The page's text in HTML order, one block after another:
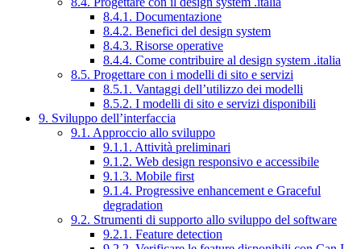
8.4.1. Documentazione
8.4.2. Benefici del design system
8.4.3. Risorse operative
8.4.4. Come contribuire al design system .italia
8.5. Progettare con i modelli di sito e servizi
8.5.1. Vantaggi dell’utilizzo dei modelli
8.5.2. I modelli di sito e servizi disponibili
9. Sviluppo dell’interfaccia
9.1. Approccio allo sviluppo
9.1.1. Attività preliminari
9.1.2. Web design responsivo e accessibile
9.1.3. Mobile first
9.1.4. Progressive enhancement e Graceful
degradation
9.2. Strumenti di supporto allo sviluppo del software
9.2.1. Feature detection